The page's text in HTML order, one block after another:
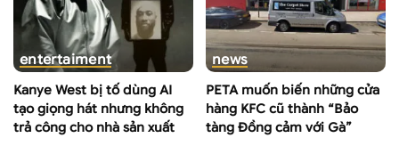
entertaiment
Kanye West bị tố dùng AI
tạo giọng hát nhưng không
trả công cho nhà sản xuất
news
PETA muốn biến những cửa
hàng KFC cũ thành “Bảo
tàng Đồng cảm với Gà”